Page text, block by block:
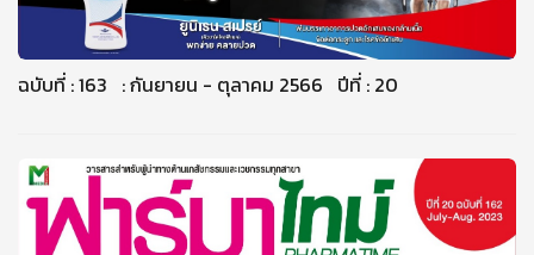
ฉบับที่ : 163 : กันยายน - ตุลาคม 2566 ปีที่ : 20